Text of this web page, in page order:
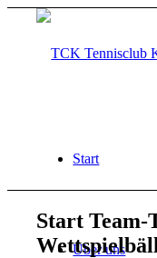
Start
Über uns
Start Team-